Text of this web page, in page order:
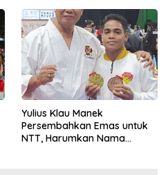
Yulius Klau Manek
Persembahkan Emas untuk
NTT, Harumkan Nama